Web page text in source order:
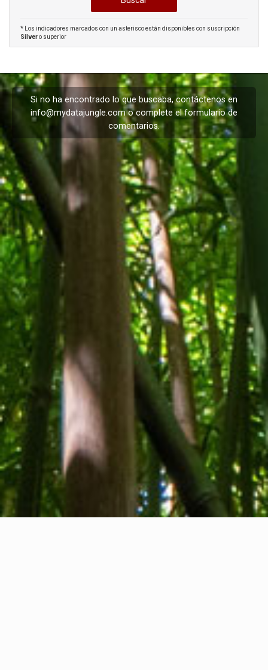
* Los indicadores marcados con un asterisco están disponibles con suscripción
Silvero superior
Si no ha encontrado lo que buscaba, contáctenos en
info@mydatajungle.como complete el formulario de
comentarios.